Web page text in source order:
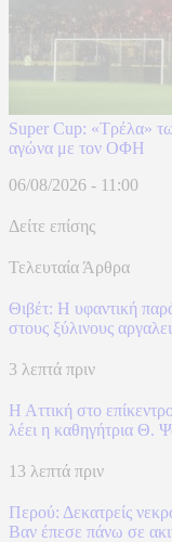
Super Cup: «Τρέλα»
αγώνα με τον ΟΦΗ
06/08/2026 - 11:00
Δείτε επίσης
Τελευταία Άρθρα
Θιβέτ: Η υφαντική
στους ξύλινους
3 λεπτά πριν
Η Αττική στο
λέει η καθηγήτρια Θ.
13 λεπτά πριν
Περού: Δεκατρείς
Βαν έπεσε πάνω σε